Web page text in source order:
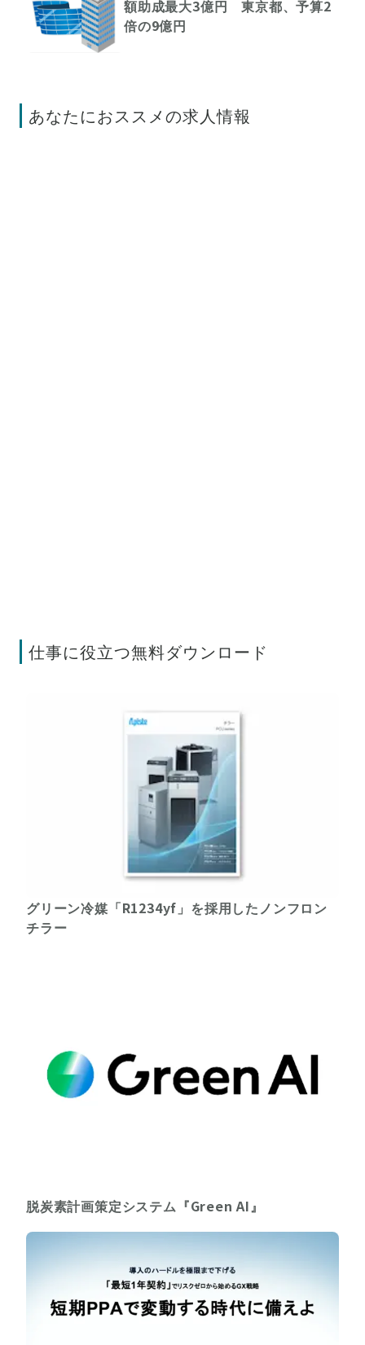
額助成最大3億円 東京都、予算2
倍の9億円
あなたにおススメの求人情報
仕事に役立つ無料ダウンロード
グリーン冷媒「R1234yf」を採用したノンフロン
チラー
脱炭素計画策定システム『Green AI』